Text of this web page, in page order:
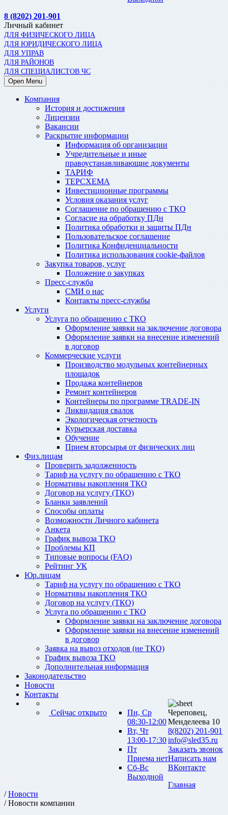
8 (8202) 201-901
Личный кабинет
ДЛЯ ФИЗИЧЕСКОГО ЛИЦА
ДЛЯ ЮРИДИЧЕСКОГО ЛИЦА
ДЛЯ УПРАВ
ДЛЯ РАЙОНОВ
ДЛЯ СПЕЦИАЛИСТОВ ЧС
Open Menu
Компания
История и достижения
Лицензии
Вакансии
Раскрытие информации
Информация об организации
Учредительные и иные
правоустанавливающие документы
ТАРИФ
ТЕРСХЕМА
Инвестиционные программы
Условия оказания услуг
Соглашение по обращению с ТКО
Согласие на обработку ПДн
Политика обработки и защиты ПДн
Пользовательское соглашение
Политика Конфиденциальности
Политика использования cookie-файлов
Закупка товаров, услуг
Положение о закупках
Пресс-служба
СМИ о нас
Контакты пресс-службы
Услуги
Услуга по обращению с ТКО
Оформление заявки на заключение договора
Оформление заявки на внесение изменений
в договор
Коммерческие услуги
Производство модульных контейнерных
площадок
Продажа контейнеров
Ремонт контейнеров
Контейнеры по программе TRADE-IN
Ликвидация свалок
Экологическая отчетность
Курьерская доставка
Обучение
Прием вторсырья от физических лиц
Физ.лицам
Проверить задолженность
Тариф на услугу по обращению с ТКО
Нормативы накопления ТКО
Договор на услугу (ТКО)
Бланки заявлений
Способы оплаты
Возможности Личного кабинета
Анкета
График вывоза ТКО
Проблемы КП
Типовые вопросы (FAQ)
Рейтинг УК
Юр.лицам
Тариф на услугу по обращению с ТКО
Нормативы накопления ТКО
Договор на услугу (ТКО)
Услуга по обращению с ТКО
Оформление заявки на заключение договора
Оформление заявки на внесение изменений
в договор
Заявка на вывоз отходов (не ТКО)
График вывоза ТКО
Дополнительная информация
Законодательство
Новости
Контакты
Сейчас открыто
Пн, Ср
08:30-12:00
Вт, Чт
13:00-17:30
Пт
Приема нет
Сб-Вс
Выходной
Череповец,
Менделеева 10
8(8202) 201-901
info@sled35.ru
Заказать звонок
Написать нам
ВКонтакте
Главная
/Новости
/ Новости компании